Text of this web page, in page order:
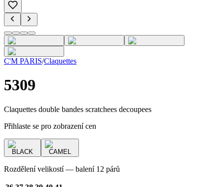
C'M PARIS/Claquettes
5309
Claquettes double bandes scratchees decoupees
Přihlaste se pro zobrazení cen
BLACK CAMEL
Rozdělení velikostí — balení 12 párů